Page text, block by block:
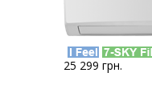
25 299 грн.